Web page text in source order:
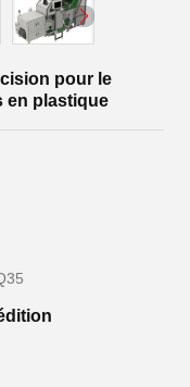
pour le
en plastique